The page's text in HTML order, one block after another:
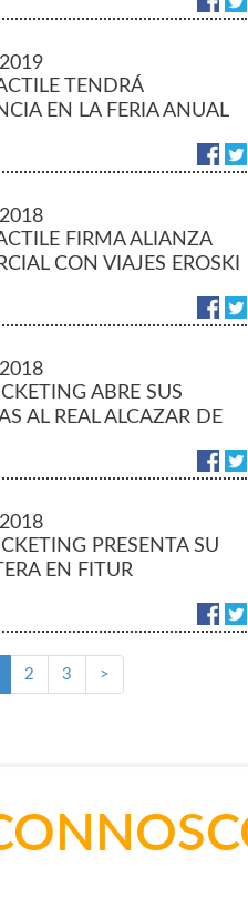
TENDRÁ
EN LA FERIA ANUAL
FIRMA ALIANZA
CON VIAJES EROSKI
ABRE SUS
AL REAL ALCAZAR DE
PRESENTA SU
EN FITUR
2 3 >